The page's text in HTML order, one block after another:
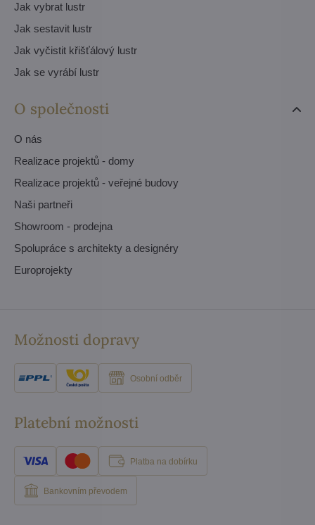
Jak vybrat lustr
Jak sestavit lustr
Jak vyčistit křišťálový lustr
Jak se vyrábí lustr
O společnosti
O nás
Realizace projektů - domy
Realizace projektů - veřejné budovy
Naši partneři
Showroom - prodejna
Spolupráce s architekty a designéry
Europrojekty
Možnosti dopravy
Osobní odběr
Platební možnosti
Platba na dobírku
Bankovním převodem